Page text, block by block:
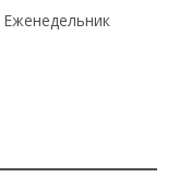
Еженедельник